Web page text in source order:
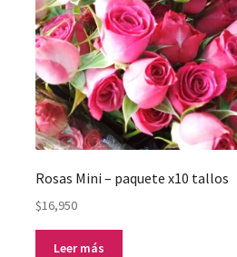
Rosas Mini – paquete x10 tallos
$16,950
Leer más